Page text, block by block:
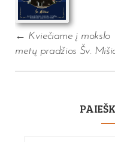
← Kviečiame į mokslo
metų pradžios Šv.